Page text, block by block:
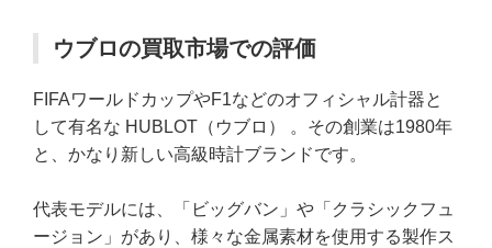
ウブロの買取市場での評価
FIFAワールドカップやF1などのオフィシャル計器と
して有名な HUBLOT（ウブロ） 。その創業は1980年
と、かなり新しい高級時計ブランドです。
代表モデルには、「ビッグバン」や「クラシックフュ
ージョン」があり、様々な金属素材を使用する製作ス